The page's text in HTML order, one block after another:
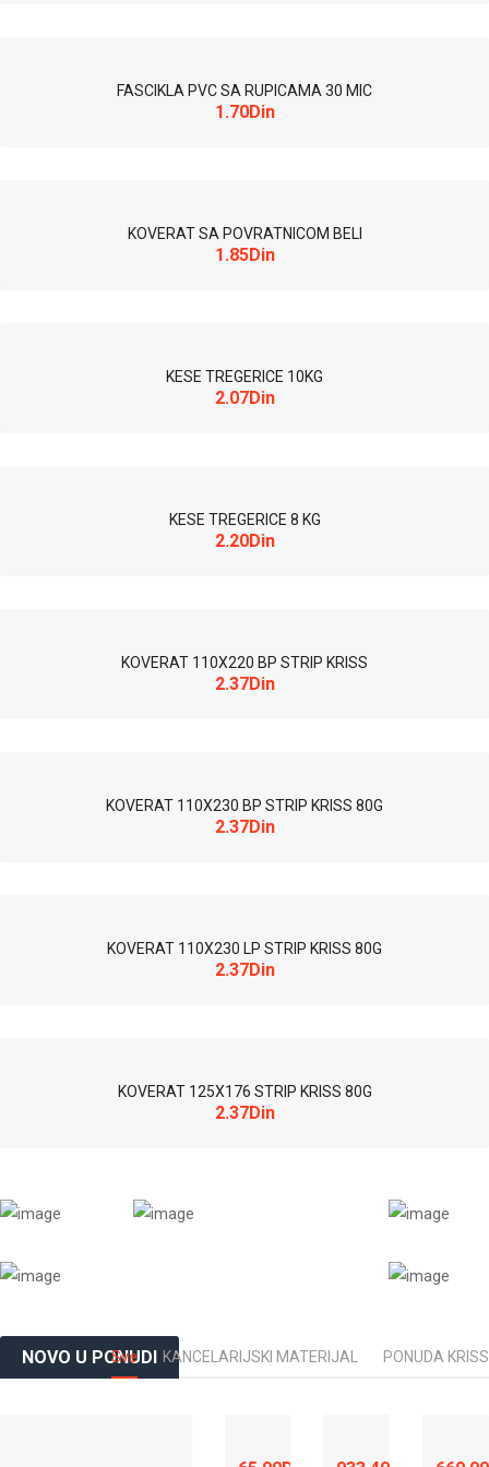
FASCIKLA PVC SA RUPICAMA 30 MIC
1.70Din
KOVERAT SA POVRATNICOM BELI
1.85Din
KESE TREGERICE 10KG
2.07Din
KESE TREGERICE 8 KG
2.20Din
KOVERAT 110X220 BP STRIP KRISS
2.37Din
KOVERAT 110X230 BP STRIP KRISS 80G
2.37Din
KOVERAT 110X230 LP STRIP KRISS 80G
2.37Din
KOVERAT 125X176 STRIP KRISS 80G
2.37Din
NOVO U PONUDI
Sve KANCELARIJSKI MATERIJAL PONUDA KRISS